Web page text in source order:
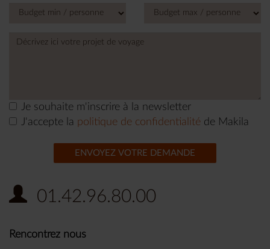
+1
Je souhaite m'inscrire à la newsletter
J'accepte la politique de confidentialité de Makila
ENVOYEZ VOTRE DEMANDE
01.42.96.80.00
Rencontrez nous